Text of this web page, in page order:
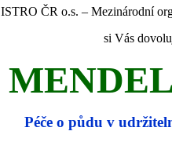
ISTRO ČR o.s. – Mezinárodní
si Vás
Péče o půdu v